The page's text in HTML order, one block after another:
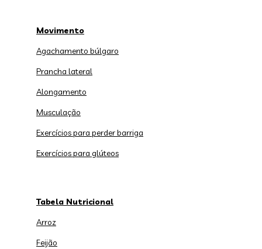
Movimento
Agachamento búlgaro
Prancha lateral
Alongamento
Musculação
Exercícios para perder barriga
Exercícios para glúteos
Tabela Nutricional
Arroz
Feijão